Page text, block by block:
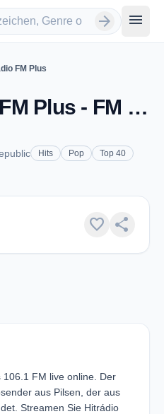
arrow_forward menu
FM Plus
Hitrádio FM Plus - FM 106.1 - Pilsen
Hits Pop Top 40
favorite share
FM live online. Der
aus Pilsen, der aus
Streamen Sie Hitrádio